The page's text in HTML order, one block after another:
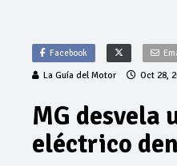
Facebook
La Guía del Motor Oct 28,
MG desvela
eléctrico